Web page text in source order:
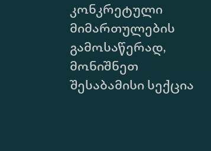
კონკრეტული
მიმართულების
გამოსაწერად,
მონიშნეთ
შესაბამისი სექცია